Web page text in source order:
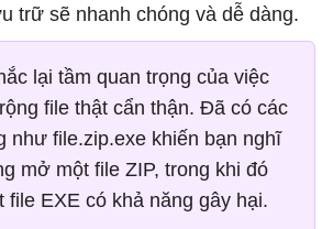
trữ sẽ nhanh chóng và dễ dàng.
lại tầm quan trọng của việc
file thật cẩn thận. Đã có các
như file.zip.exe khiến bạn nghĩ
mở một file ZIP, trong khi đó
file EXE có khả năng gây hại.